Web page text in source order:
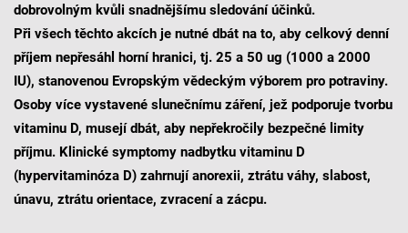
dobrovolným kvůli snadnějšímu sledování účinků.
Při všech těchto akcích je nutné dbát na to, aby celkový denní
příjem nepřesáhl horní hranici, tj. 25 a 50 ug (1000 a 2000
IU), stanovenou Evropským vědeckým výborem pro potraviny.
Osoby více vystavené slunečnímu záření, jež podporuje tvorbu
vitaminu D, musejí dbát, aby nepřekročily bezpečné limity
příjmu. Klinické symptomy nadbytku vitaminu D
(hypervitaminóza D) zahrnují anorexii, ztrátu váhy, slabost,
únavu, ztrátu orientace, zvracení a zácpu.